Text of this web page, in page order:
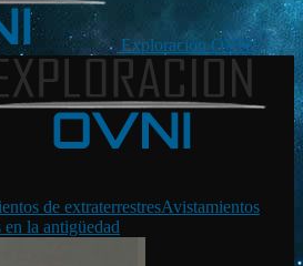
Exploración OVNI
de extraterrestresAvistamientos
la antigüedad